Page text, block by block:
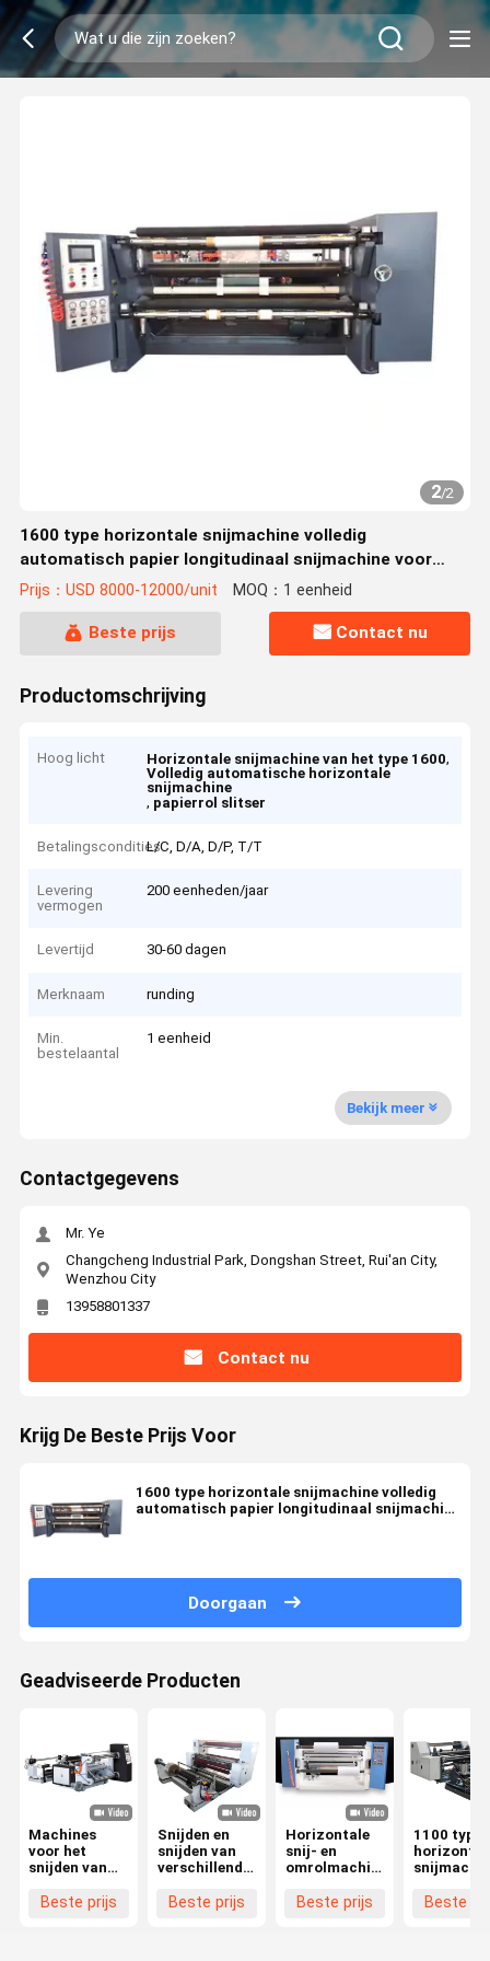
2/2
1600 type horizontale snijmachine volledig
automatisch papier longitudinaal snijmachine voor
bedekt papier
Prijs：USD 8000-12000/unit MOQ：1 eenheid
Beste prijs Contact nu
Productomschrijving
Hoog licht Horizontale snijmachine van het type 1600,
Volledig automatische horizontale
snijmachine
, papierrol slitser
BetalingsconditiesL/C, D/A, D/P, T/T
Levering
vermogen
200 eenheden/jaar
Levertijd 30-60 dagen
Merknaam runding
Min.
bestelaantal
1 eenheid
Bekijk meer
Contactgegevens
Mr. Ye
Changcheng Industrial Park, Dongshan Street, Rui'an City,
Wenzhou City
13958801337
Contact nu
Krijg De Beste Prijs Voor
1600 type horizontale snijmachine volledig
automatisch papier longitudinaal snijmachine
Doorgaan
Geadviseerde Producten
Machines
voor het
snijden van
papier, met
Beste prijs
Snijden en
snijden van
verschillende
Kraftpapier
Beste prijs
Horizontale
snij- en
omrolmachine,
snijmachine,
Beste prijs
1100 type
Beste